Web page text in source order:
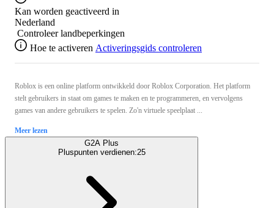
Kan worden geactiveerd in
Nederland
Controleer landbeperkingen
Hoe te activeren Activeringsgids controleren
Roblox is een online platform ontwikkeld door Roblox Corporation. Het platform
stelt gebruikers in staat om games te maken en te programmeren, en vervolgens
games van andere gebruikers te spelen. Zo'n virtuele speelplaat ...
Meer lezen
G2A Plus
Pluspunten verdienen:25